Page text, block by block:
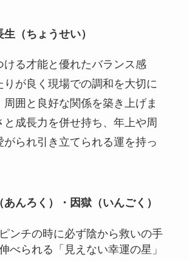
（ちょうせい）
ける才能と優れたバランス感
りが良く現場での調和を大切に
周囲と良好な関係を築き上げま
と成長力を併せ持ち、年上や周
がられ引き立てられる運を持っ
んろく）・因獄（いんごく）
ンチの時に必ず陰から救いの手
べられる「見えない幸運の星」